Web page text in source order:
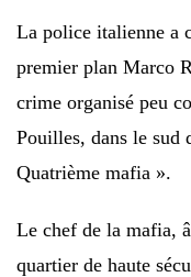
La police italienne a
premier plan Marco
crime organisé peu
Pouilles, dans le sud
Quatrième mafia ».
Le chef de la mafia,
quartier de haute